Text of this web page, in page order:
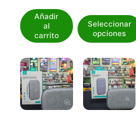
Añadir
al
carrito
Seleccionar
opciones
Este
producto
tiene
Las
opciones
se
pueden
elegir
en